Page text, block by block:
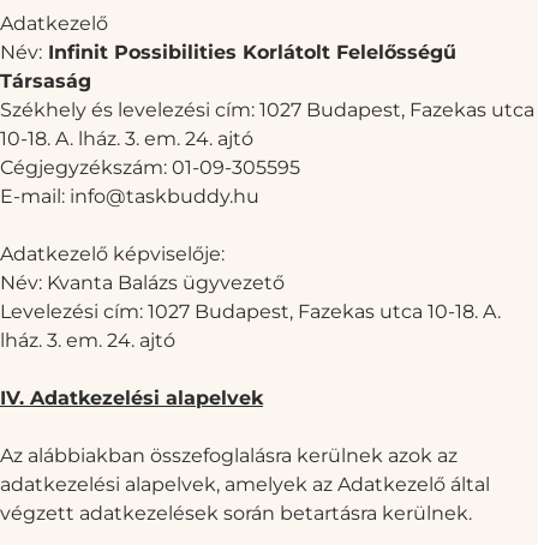
Adatkezelő
Név: Infinit Possibilities Korlátolt Felelősségű
Társaság
Székhely és levelezési cím: 1027 Budapest, Fazekas utca
10-18. A. lház. 3. em. 24. ajtó
Cégjegyzékszám: 01-09-305595
E-mail: info@taskbuddy.hu
Adatkezelő képviselője:
Név: Kvanta Balázs ügyvezető
Levelezési cím: 1027 Budapest, Fazekas utca 10-18. A.
lház. 3. em. 24. ajtó
IV. Adatkezelési alapelvek
Az alábbiakban összefoglalásra kerülnek azok az
adatkezelési alapelvek, amelyek az Adatkezelő által
végzett adatkezelések során betartásra kerülnek.